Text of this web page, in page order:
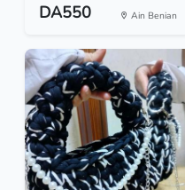
DA550 Ain Benian